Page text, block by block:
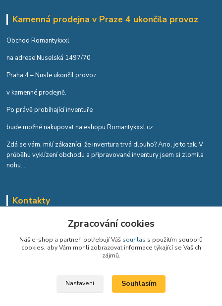
Kamenná prodejna v Praze 4 ukončila provoz
Obchod Romantykxxl
na adrese Nuselská 1497/70
Praha 4 – Nusle ukončil provoz
v kamenné prodejně.
Po právě probíhající inventuře
bude možné nakupovat na eshopu Romantykxxl.cz
Zdá se vám, milí zákazníci, že inventura trvá dlouho? Ano, je to tak. V
průběhu vyklízení obchodu a připravované inventury jsem si zlomila
nohu...
Kontakty
Romana Tykvová
+420 608 519 697
info@romantykxxl.cz
Zpracování cookies
Náš e-shop a partneři potřebují Váš souhlas s použitím souborů
cookies, aby Vám mohli zobrazovat informace týkající se Vašich
zájmů.
Nastavení Souhlasím